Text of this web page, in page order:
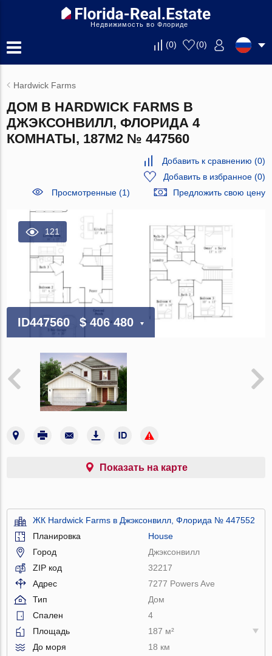
Недвижимость во Флориде
(0) (0)
Hardwick Farms
ДОМ В HARDWICK FARMS В
ДЖЭКСОНВИЛЛ, ФЛОРИДА 4
КОМНАТЫ, 187М2 № 447560
Добавить к сравнению (0)
Добавить в избранное(0)
Просмотренные (1)
Предложить свою цену
121
ID447560 $ 406 480
Показать на карте
ЖК Hardwick Farms в Джэксонвилл, Флорида № 447552
Планировка
House
Город
Джэксонвилл
ZIP код
32217
Адрес
7277 Powers Ave
Тип
Дом
Спален
4
Площадь
187 м²
До моря
18 км